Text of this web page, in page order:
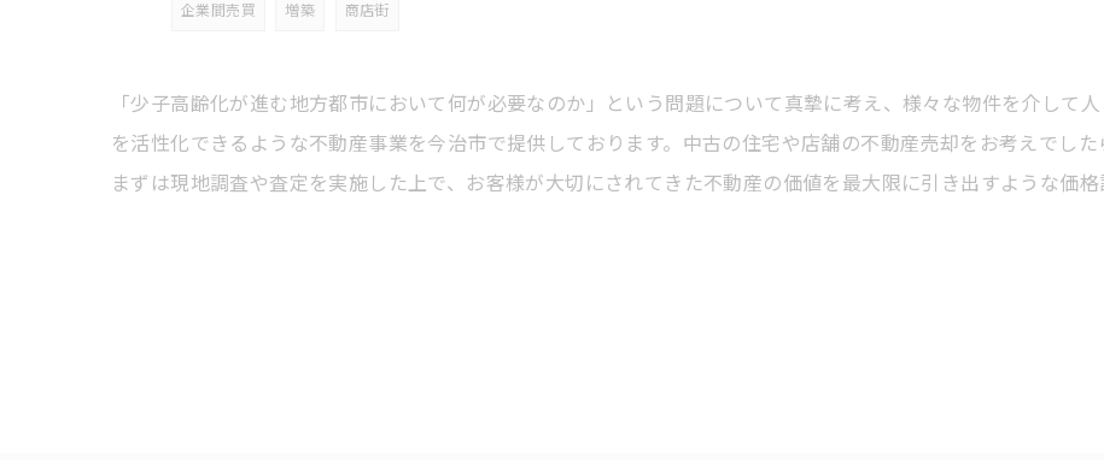
企業間売買 増築 商店街
「少子高齢化が進む地方都市において何が必要なのか」という問題について真摯に考え、様々な物件を介して
を活性化できるような不動産事業を今治市で提供しております。中古の住宅や店舗の不動産売却をお考えでした
まずは現地調査や査定を実施した上で、お客様が大切にされてきた不動産の価値を最大限に引き出すような価格